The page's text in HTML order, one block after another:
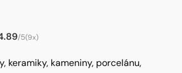
/5(9x)
keramiky, kameniny, porcelánu,